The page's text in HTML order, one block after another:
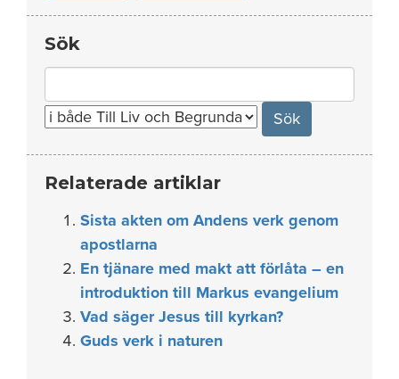
Sök
for:
Relaterade artiklar
Sista akten om Andens verk genom
apostlarna
En tjänare med makt att förlåta – en
introduktion till Markus evangelium
Vad säger Jesus till kyrkan?
Guds verk i naturen